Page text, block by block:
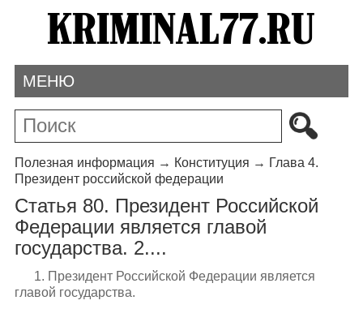
МЕНЮ
Полезная информация → Конституция → Глава 4.
Президент российской федерации
Статья 80. Президент Российской
Федерации является главой
государства. 2....
1. Президент Российской Федерации является
главой государства.